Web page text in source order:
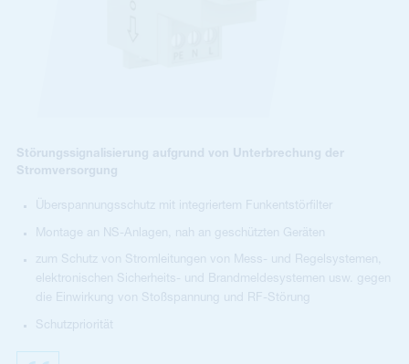
Störungssignalisierung aufgrund von Unterbrechung der
Stromversorgung
Überspannungsschutz mit integriertem Funkentstörfilter
Montage an NS-Anlagen, nah an geschützten Geräten
zum Schutz von Stromleitungen von Mess- und Regelsystemen,
elektronischen Sicherheits- und Brandmeldesystemen usw. gegen
die Einwirkung von Stoßspannung und RF-Störung
Schutzpriorität